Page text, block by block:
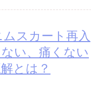
スカート再入
い、痛くない
とは？